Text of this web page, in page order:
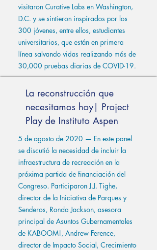
visitaron Curative Labs en Washington,
D.C. y se sintieron inspirados por los
300 jóvenes, entre ellos, estudiantes
universitarios, que están en primera
línea salvando vidas realizando más de
30,000 pruebas diarias de COVID-19.
La reconstrucción que
necesitamos hoy| Project
Play de Instituto Aspen
5 de agosto de 2020 — En este panel
se discutió la necesidad de incluir la
infraestructura de recreación en la
próxima partida de financiación del
Congreso. Participaron J.J. Tighe,
director de la Iniciativa de Parques y
Senderos, Ronda Jackson, asesora
principal de Asuntos Gubernamentales
de KABOOM!, Andrew Ference,
director de Impacto Social, Crecimiento